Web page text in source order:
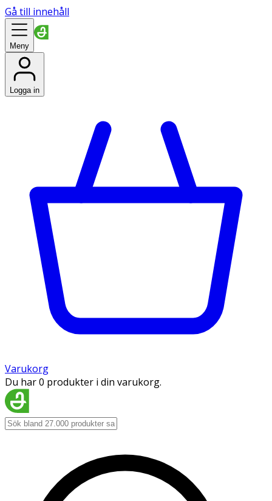
Gå till innehåll
Meny
Logga in
Varukorg
Du har 0 produkter i din varukorg.